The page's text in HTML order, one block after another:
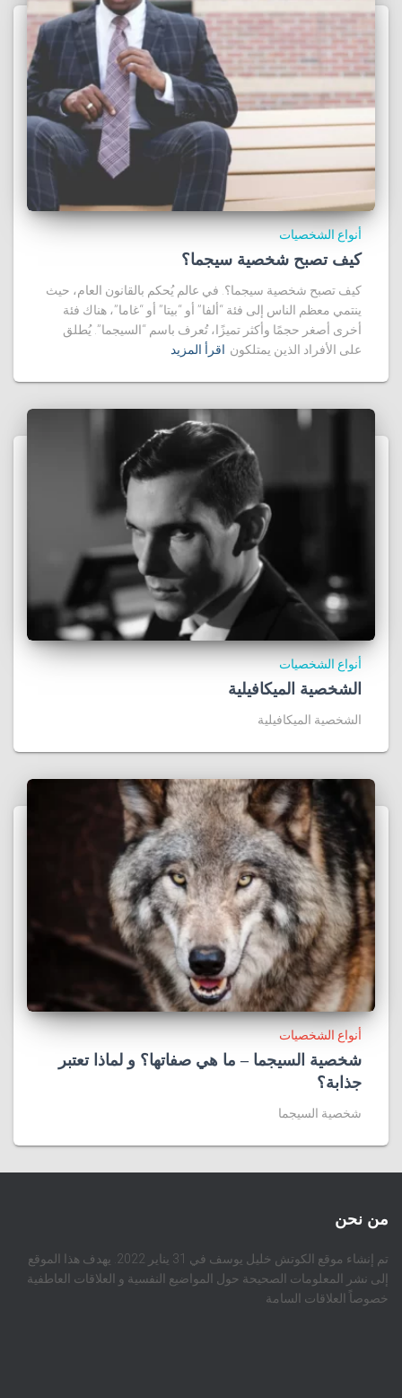
أنواع الشخصيات
كيف تصبح شخصية سيجما؟
كيف تصبح شخصية سيجما؟. في عالم يُحكم بالقانون العام، حيث
ينتمي معظم الناس إلى فئة “ألفا” أو “بيتا” أو “غاما”، هناك فئة
أخرى أصغر حجمًا وأكثر تميزًا، تُعرف باسم “السيجما”. يُطلق
على الأفراد الذين يمتلكون اقرأ المزيد
أنواع الشخصيات
الشخصية الميكافيلية
الشخصية الميكافيلية
أنواع الشخصيات
شخصية السيجما – ما هي صفاتها؟ و لماذا تعتبر
جذابة؟
شخصية السيجما
من نحن
تم إنشاء موقع الكوتش خليل يوسف في 31 يناير 2022. يهدف هذا الموقع
إلى نشر المعلومات الصحيحة حول المواضيع النفسية و العلاقات العاطفية
خصوصاً العلاقات السامة